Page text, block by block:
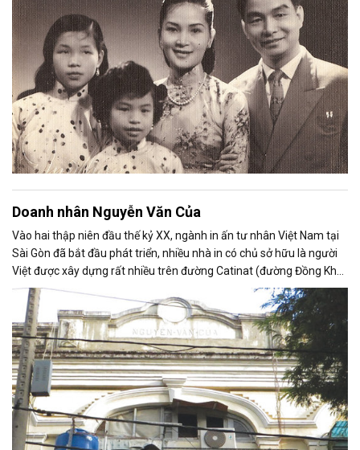
Doanh nhân Nguyễn Văn Của
Vào hai thập niên đầu thế kỷ XX, ngành in ấn tư nhân Việt Nam tại
Sài Gòn đã bắt đầu phát triển, nhiều nhà in có chủ sở hữu là người
Việt được xây dựng rất nhiều trên đường Catinat (đường Đồng Khởi,
TP.HCM). Trong đó, thành công nhất phải kể đến nhà in Imprimerie
de l’Union của doanh nhân Nguyễn Văn Của.